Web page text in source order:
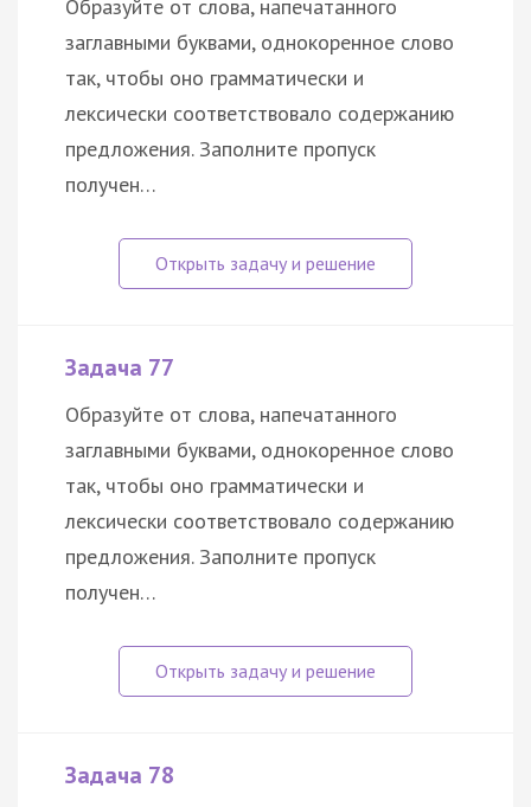
Образуйте от слова, напечатанного
заглавными буквами, однокоренное слово
так, чтобы оно грамматически и
лексически соответствовало содержанию
предложения. Заполните пропуск
получен…
Задача 77
Образуйте от слова, напечатанного
заглавными буквами, однокоренное слово
так, чтобы оно грамматически и
лексически соответствовало содержанию
предложения. Заполните пропуск
получен…
Задача 78